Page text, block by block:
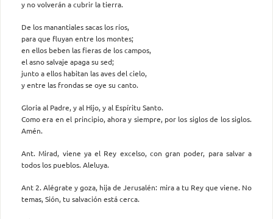
y no volverán a cubrir la tierra.
De los manantiales sacas los ríos,
para que fluyan entre los montes;
en ellos beben las fieras de los campos,
el asno salvaje apaga su sed;
junto a ellos habitan las aves del cielo,
y entre las frondas se oye su canto.
Gloria al Padre, y al Hijo, y al Espíritu Santo.
Como era en el principio, ahora y siempre, por los siglos de los siglos.
Amén.
Ant. Mirad, viene ya el Rey excelso, con gran poder, para salvar a
todos los pueblos. Aleluya.
Ant 2. Alégrate y goza, hija de Jerusalén: mira a tu Rey que viene. No
temas, Sión, tu salvación está cerca.